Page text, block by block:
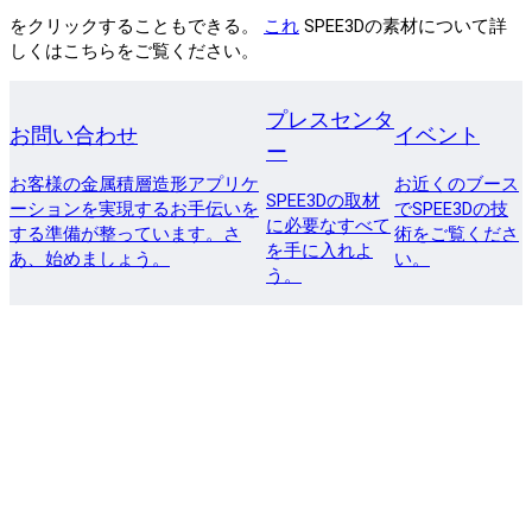
をクリックすることもできる。 これ SPEE3Dの素材について詳
しくはこちらをご覧ください。
お問い合わせ
お客様の金属積層造形アプリケ
ーションを実現するお手伝いを
する準備が整っています。さ
あ、始めましょう。
プレスセンタ
ー
SPEE3Dの取材
に必要なすべて
を手に入れよ
う。
イベント
お近くのブース
でSPEE3Dの技
術をご覧くださ
い。